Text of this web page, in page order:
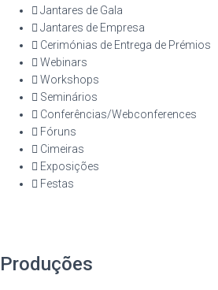
Jantares de Gala
Jantares de Empresa
Cerimónias de Entrega de Prémios
Webinars
Workshops
Seminários
Conferências/Webconferences
Fóruns
Cimeiras
Exposições
Festas
Produções